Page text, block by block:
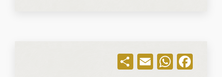
Facebook
WhatsApp
Email